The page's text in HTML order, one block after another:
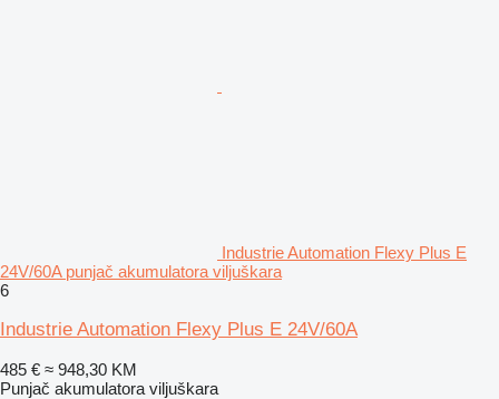
Industrie Automation Flexy Plus E
24V/60A punjač akumulatora viljuškara
6
Industrie Automation Flexy Plus E 24V/60A
485 € ≈ 948,30 KM
Punjač akumulatora viljuškara